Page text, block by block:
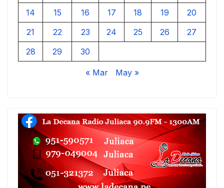
14
15 16 17 18 19
20
21
22 23 24 25 26
27
28
29 30
« Mar May »